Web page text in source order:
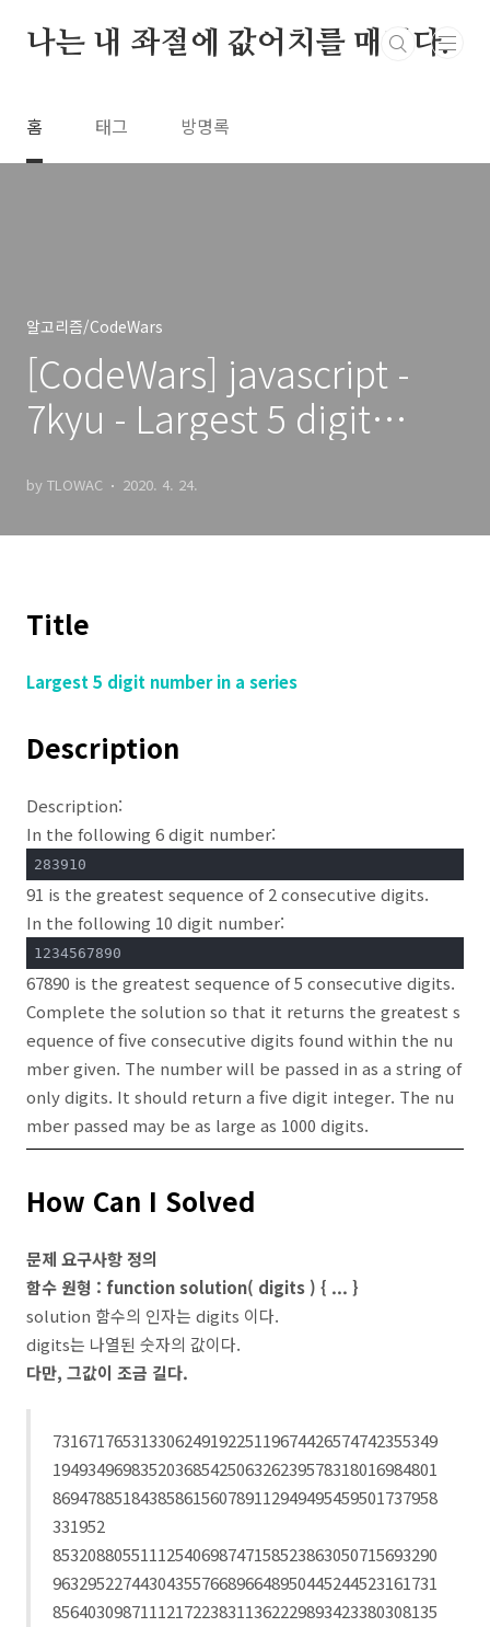
나는 내 좌절에 값어치를 매긴다.
홈 태그 방명록
알고리즘/CodeWars
[CodeWars] javascript -
7kyu - Largest 5 digit
이
by TLOWAC 2020. 4. 24.
Title
Largest 5 digit number in a series
Description
Description:
In the following 6 digit number:
283910
91 is the greatest sequence of 2 consecutive digits.
In the following 10 digit number:
1234567890
67890 is the greatest sequence of 5 consecutive digits.
Complete the solution so that it returns the greatest s
equence of five consecutive digits found within the nu
mber given. The number will be passed in as a string of
only digits. It should return a five digit integer. The nu
mber passed may be as large as 1000 digits.
How Can I Solved
문제 요구사항 정의
함수 원형 : function solution( digits ) { ... }
solution 함수의 인자는 digits 이다.
digits는 나열된 숫자의 값이다.
다만, 그값이 조금 길다.
73167176531330624919225119674426574742355349
19493496983520368542506326239578318016984801
86947885184385861560789112949495459501737958
331952
85320880551112540698747158523863050715693290
96329522744304355766896648950445244523161731
85640309871112172238311362229893423380308135